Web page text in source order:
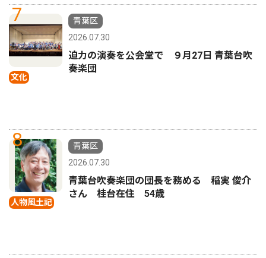
7
文化
青葉区
2026.07.30
迫力の演奏を公会堂で ９月27日 青葉台吹
奏楽団
8
人物風土記
青葉区
2026.07.30
青葉台吹奏楽団の団長を務める 稲実 俊介
さん 桂台在住 54歳